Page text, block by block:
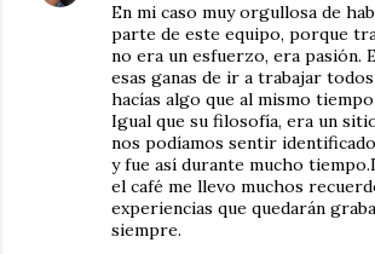
En mi caso muy orgullosa de
parte de este equipo, porque
no era un esfuerzo, era pasión.
esas ganas de ir a trabajar
hacías algo que al mismo
Igual que su filosofía, era un
nos podíamos sentir
y fue así durante mucho
el café me llevo muchos
experiencias que quedarán
siempre.